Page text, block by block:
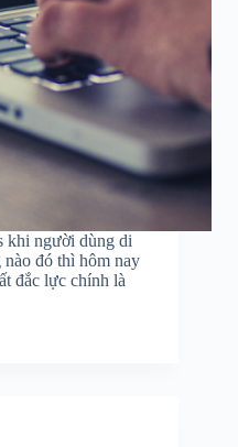
khi người dùng di
đó thì hôm nay
đắc lực chính là